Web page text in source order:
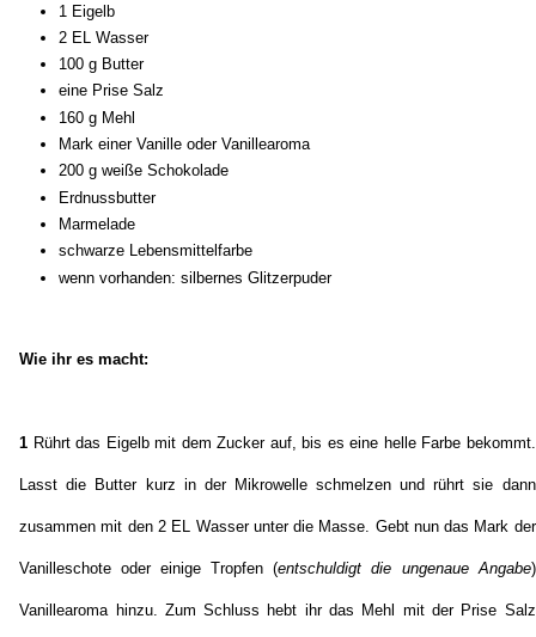
1 Eigelb
2 EL Wasser
100 g Butter
eine Prise Salz
160 g Mehl
Mark einer Vanille oder Vanillearoma
200 g weiße Schokolade
Erdnussbutter
Marmelade
schwarze Lebensmittelfarbe
wenn vorhanden: silbernes Glitzerpuder
Wie ihr es macht:
1 Rührt das Eigelb mit dem Zucker auf, bis es eine helle Farbe bekommt.
Lasst die Butter kurz in der Mikrowelle schmelzen und rührt sie dann
zusammen mit den 2 EL Wasser unter die Masse. Gebt nun das Mark der
Vanilleschote oder einige Tropfen (entschuldigt die ungenaue Angabe)
Vanillearoma hinzu. Zum Schluss hebt ihr das Mehl mit der Prise Salz